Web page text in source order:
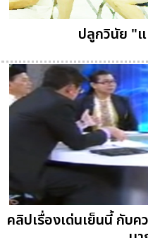
ปลูกวินัย "
คลิปเรื่องเด่นเย็นนี้ กับค